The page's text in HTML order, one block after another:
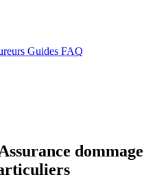
Guides FAQ
dommage